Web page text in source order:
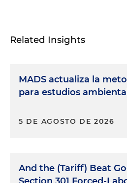
Related Insights
MADS actualiza la
para estudios
5 DE AGOSTO DE 2026
And the (Tariff) Beat